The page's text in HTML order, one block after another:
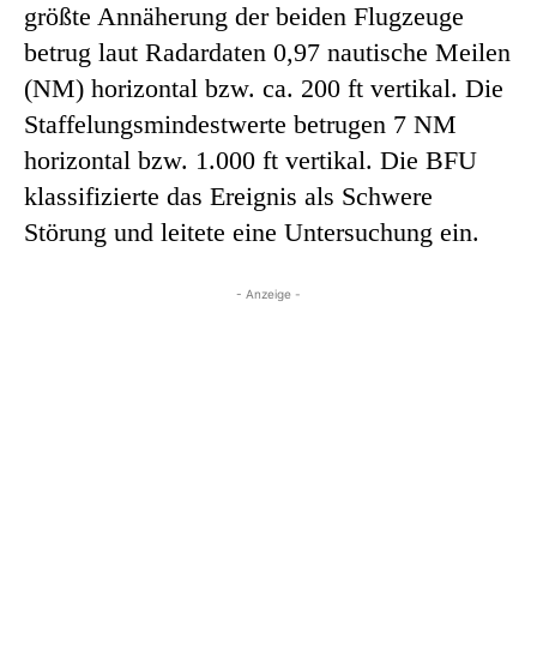
größte Annäherung der beiden Flugzeuge
betrug laut Radardaten 0,97 nautische Meilen
(NM) horizontal bzw. ca. 200 ft vertikal. Die
Staffelungsmindestwerte betrugen 7 NM
horizontal bzw. 1.000 ft vertikal. Die BFU
klassifizierte das Ereignis als Schwere
Störung und leitete eine Untersuchung ein.
- Anzeige -